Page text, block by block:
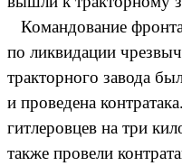
Командование
по ликвидации
тракторного завода
и проведена
гитлеровцев на три
также провели